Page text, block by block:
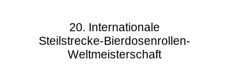
20. Internationale
Steilstrecke-Bierdosenrollen-
Weltmeisterschaft